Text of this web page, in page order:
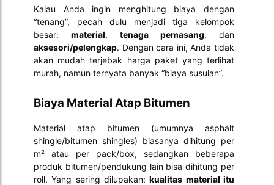
Kalau Anda ingin menghitung biaya dengan
“tenang”, pecah dulu menjadi tiga kelompok
besar: material, tenaga pemasang, dan
aksesori/pelengkap. Dengan cara ini, Anda tidak
akan mudah terjebak harga paket yang terlihat
murah, namun ternyata banyak “biaya susulan”.
Biaya Material Atap Bitumen
Material atap bitumen (umumnya asphalt
shingle/bitumen shingles) biasanya dihitung per
m² atau per pack/box, sedangkan beberapa
produk bitumen/pendukung lain bisa dihitung per
roll. Yang sering dilupakan:kualitas material itu